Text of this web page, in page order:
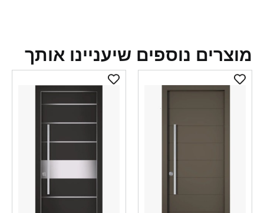
נוספים שיעניינו אותך